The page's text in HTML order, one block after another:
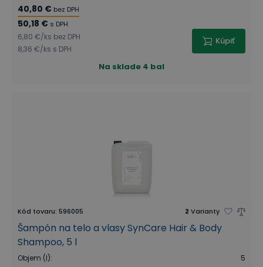
40,80 € bez DPH
50,18 € s DPH
6,80 €/ks bez DPH
8,36 €/ks s DPH
Kúpiť
Na sklade 4 bal
Kód tovaru: 596005 2 Varianty
Šampón na telo a vlasy SynCare Hair & Body
Shampoo, 5 l
Objem (l): 5